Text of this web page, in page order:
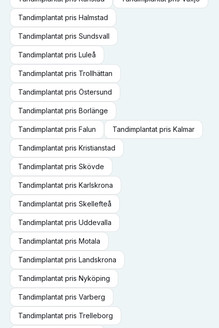
Tandimplantat pris Halmstad
Tandimplantat pris Sundsvall
Tandimplantat pris Luleå
Tandimplantat pris Trollhättan
Tandimplantat pris Östersund
Tandimplantat pris Borlänge
Tandimplantat pris Falun Tandimplantat pris Kalmar
Tandimplantat pris Kristianstad
Tandimplantat pris Skövde
Tandimplantat pris Karlskrona
Tandimplantat pris Skellefteå
Tandimplantat pris Uddevalla
Tandimplantat pris Motala
Tandimplantat pris Landskrona
Tandimplantat pris Nyköping
Tandimplantat pris Varberg
Tandimplantat pris Trelleborg